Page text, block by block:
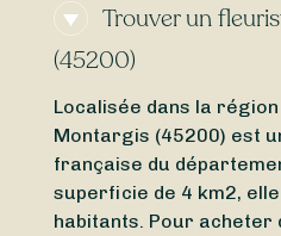
Trouver un
(45200)
Localisée dans la région
Montargis (45200) est
française du
superficie de 4 km2,
habitants. Pour acheter